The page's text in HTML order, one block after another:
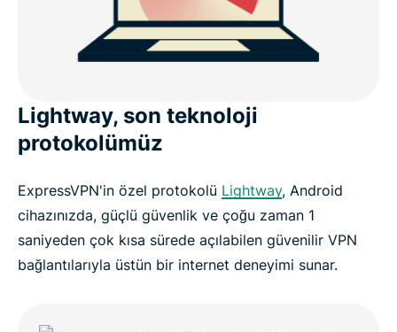
Lightway, son teknoloji
protokolümüz
ExpressVPN'in özel protokolü Lightway, Android
cihazınızda, güçlü güvenlik ve çoğu zaman 1
saniyeden çok kısa sürede açılabilen güvenilir VPN
bağlantılarıyla üstün bir internet deneyimi sunar.